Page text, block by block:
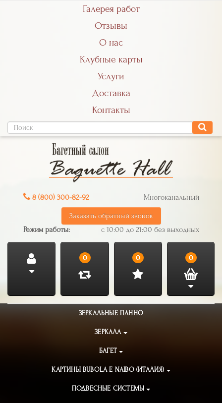
Галерея работ
Отзывы
О нас
Клубные карты
Услуги
Доставка
Контакты
8 (800) 300-82-92 Многоканальный
Заказать обратный звонок
Режим работы: с 10:00 до 21:00 без выходных
0 0 0
ЗЕРКАЛЬНЫЕ ПАННО
ЗЕРКАЛА
БАГЕТ
КАРТИНЫ BUBOLA E NAIBO (ИТАЛИЯ)
ПОДВЕСНЫЕ СИСТЕМЫ